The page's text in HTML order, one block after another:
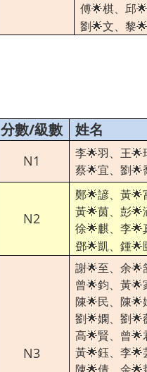
傅🌟棋、 邱
劉🌟文、 黎
分數/級數 姓名
N1
李🌟羽、王🌟
蔡🌟宜、劉🌟
N2
鄭🌟諺、黃🌟
黃🌟茵、彭🌟
徐🌟麒、
李🌟
鄧🌟凱、 鍾🌟
N3
謝🌟至、余🌟
曾🌟鈞、黃
陳🌟民、陳🌟
劉🌟嫻、劉🌟
高🌟賢、曾🌟
黃🌟鈺、李🌟